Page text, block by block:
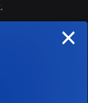
artísticas, a
Cortina Rasgada
O convidado é o
Schifrin
×